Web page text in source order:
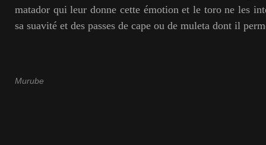
matador qui leur donne cette émotion et le toro ne les
sa suavité et des passes de cape ou de muleta dont il
Murube